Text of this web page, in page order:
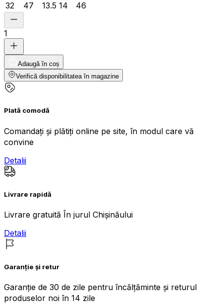
32
47 13.5 14 46
1
Adaugă în coș
Verifică disponibilitatea în magazine
Plată comodă
Comandați și plătiți online pe site, în modul care vă
convine
Detalii
Livrare rapidă
Livrare gratuită În jurul Chișinăului
Detalii
Garanție și retur
Garanție de 30 de zile pentru încălțăminte și returul
produselor noi în 14 zile